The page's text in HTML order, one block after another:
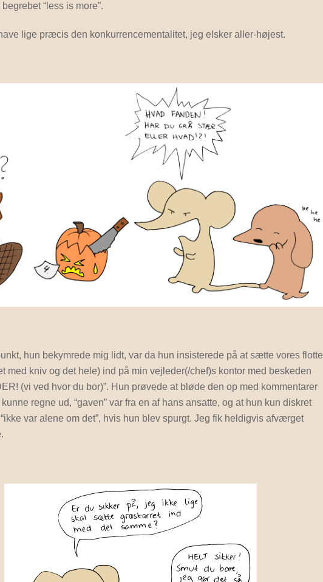
“less is more”.
lige præcis den konkurrencementalitet, jeg elsker aller-højest.
hun bekymrede mig lidt, var da hun insisterede på at sætte vores flotte
med kniv og det hele) ind på min vejleder(/chef)s kontor med beskeden
(vi ved hvor du bor)”. Hun prøvede at bløde den op med kommentarer
regne ud, “gaven” var fra en af hans ansatte, og at hun kun diskret
var alene om det”, hvis hun blev spurgt. Jeg fik heldigvis afværget